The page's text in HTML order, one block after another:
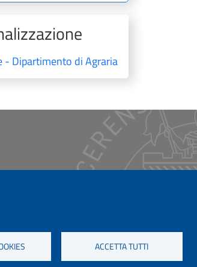
ACCETTA TUTTI
- Dipartimento di Agraria